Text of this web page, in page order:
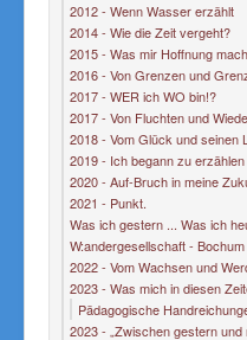
2012 - Wenn Wasser erzählt
2014 - Wie die Zeit vergeht?
2015 - Was mir Hoffnung
2016 - Von Grenzen und
2017 - WER ich WO bin!?
2017 - Von Fluchten und
2018 - Vom Glück und seinen
2019 - Ich begann zu erzählen
2020 - Auf-Bruch in meine
2021 - Punkt.
Was ich gestern ... Was ich
W:andergesellschaft -
2022 - Vom Wachsen und
2023 - Was mich in diesen
Pädagogische
2023 - „Zwischen gestern